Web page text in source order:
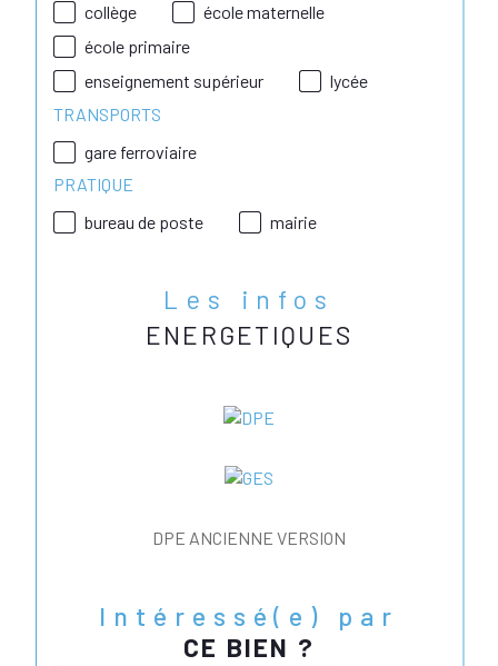
collège
école maternelle
école primaire
enseignement supérieur
lycée
TRANSPORTS
gare ferroviaire
PRATIQUE
bureau de poste
mairie
Les infos
ENERGETIQUES
DPE ANCIENNE VERSION
Intéressé(e) par
CE BIEN ?